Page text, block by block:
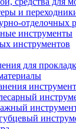
и
отделочных
инструменты
инструментов
для